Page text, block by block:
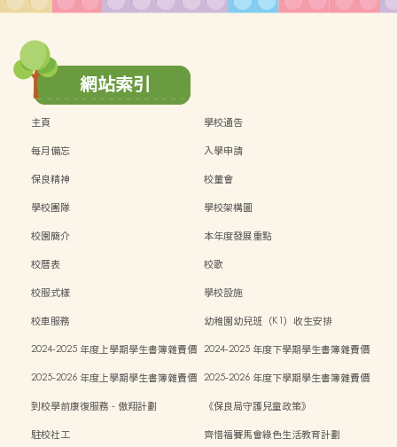
網站索引
主頁
學校通告
每月備忘
入學申請
保良精神
校董會
學校團隊
學校架構圖
校園簡介
本年度發展重點
校曆表
校歌
校服式樣
學校設施
校車服務
幼稚園幼兒班（K1）收生安排
2024-2025 年度上學期學生書簿雜費價 2024-2025 年度下學期學生書簿雜費價
2025-2026 年度上學期學生書簿雜費價 2025-2026 年度下學期學生書簿雜費價
到校學前康復服務 - 傲翔計劃
《保良局守護兒童政策》
駐校社工
齊惜福賽馬會綠色生活教育計劃